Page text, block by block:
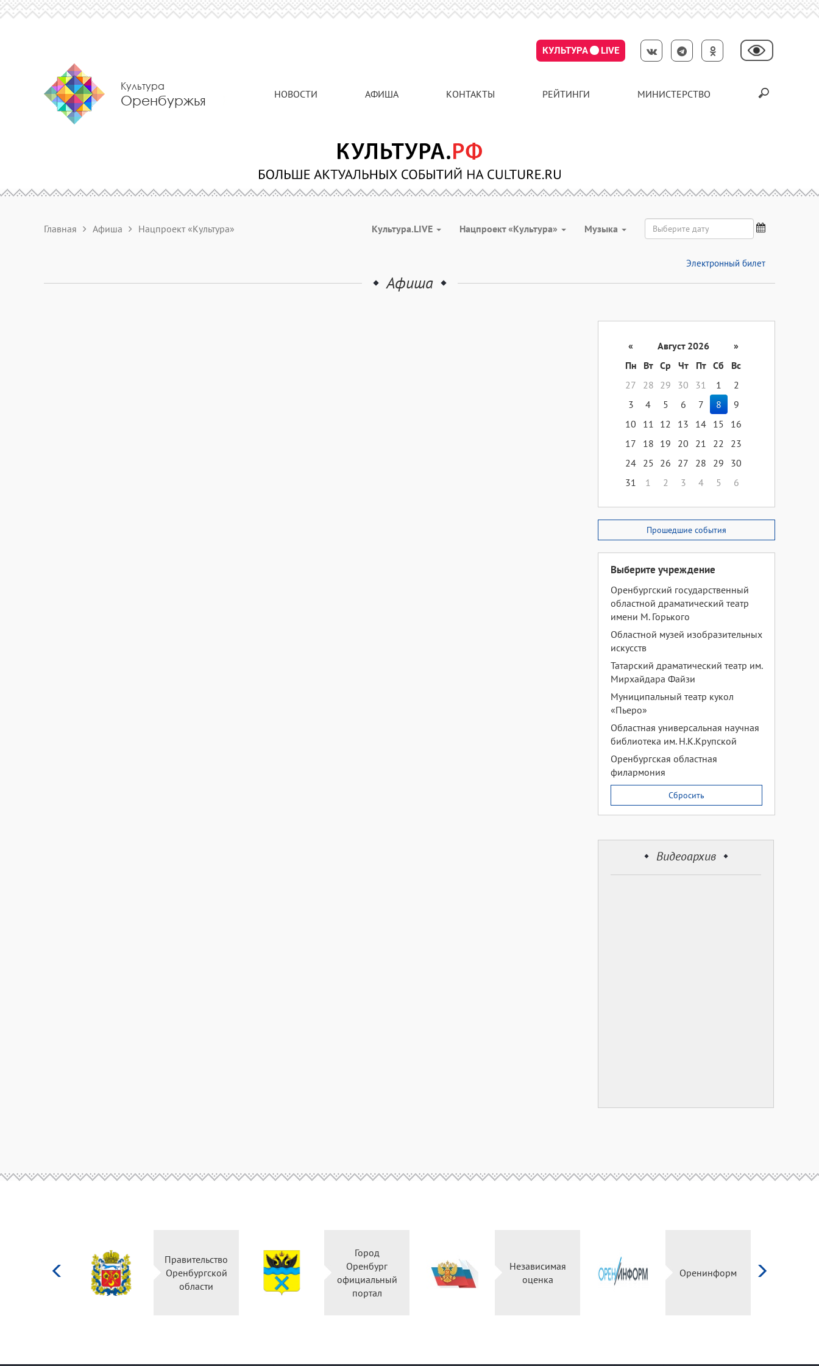
КУЛЬТУРА LIVE
Культура
Оренбуржья НОВОСТИ АФИША КОНТАКТЫ РЕЙТИНГИ МИНИСТЕРСТВО
Главная Афиша Нацпроект «Культура» Культура.LIVE Нацпроект «Культура» Музыка
Электронный билет
Афиша
« Август 2026
»
Пн
Вт Ср Чт Пт Сб
Вс
27
28 29 30 31 1
2
3
4 5 6 7 8
9
10
11 12 13 14 15
16
17
18 19 20 21 22
23
24 25 26 27 28 29
30
31
1 2 3 4 5 6
Прошедшие события
Выберите учреждение
Оренбургский государственный
областной драматический театр
имени М. Горького
Областной музей изобразительных
искусств
Татарский драматический театр им.
Мирхайдара Файзи
Муниципальный театр кукол
«Пьеро»
Областная универсальная научная
библиотека им. Н.К.Крупской
Оренбургская областная
филармония
Сбросить
Видеоархив
Правительство
Оренбургской
области
Город
Оренбург
официальный
портал
Независимая
оценка
Оренинформ